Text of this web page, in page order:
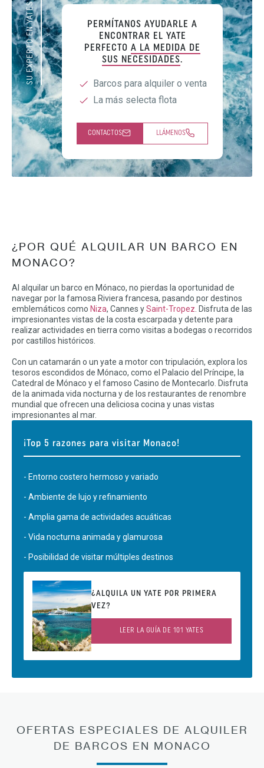
SU EXPERTO EN YATES
PERMÍTANOS AYUDARLE A
ENCONTRAR EL YATE
PERFECTO A LA MEDIDA DE
SUS NECESIDADES.
Barcos para alquiler o venta
La más selecta flota
CONTACTOS LLÁMENOS
¿POR QUÉ ALQUILAR UN BARCO EN
MONACO?
Al alquilar un barco en Mónaco, no pierdas la oportunidad de
navegar por la famosa Riviera francesa, pasando por destinos
emblemáticos como Niza, Cannes ySaint-Tropez . Disfruta de las
impresionantes vistas de la costa escarpada y detente para
realizar actividades en tierra como visitas a bodegas o recorridos
por castillos históricos.
Con un catamarán o un yate a motor con tripulación, explora los
tesoros escondidos de Mónaco, como el Palacio del Príncipe, la
Catedral de Mónaco y el famoso Casino de Montecarlo. Disfruta
de la animada vida nocturna y de los restaurantes de renombre
mundial que ofrecen una deliciosa cocina y unas vistas
impresionantes al mar.
¡Top 5 razones para visitar Monaco!
- Entorno costero hermoso y variado
- Ambiente de lujo y refinamiento
- Amplia gama de actividades acuáticas
- Vida nocturna animada y glamurosa
- Posibilidad de visitar múltiples destinos
¿ALQUILA UN YATE POR PRIMERA
VEZ?
LEER LA GUÍA DE 101 YATES
OFERTAS ESPECIALES DE ALQUILER
DE BARCOS EN MONACO